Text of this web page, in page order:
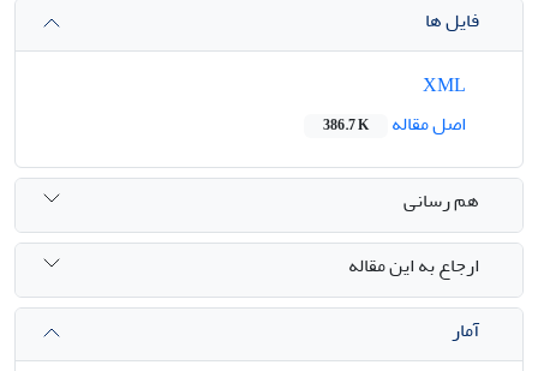
فایل ها
اصل مقاله
386.7 K
هم رسانی
ارجاع به این مقاله
آمار